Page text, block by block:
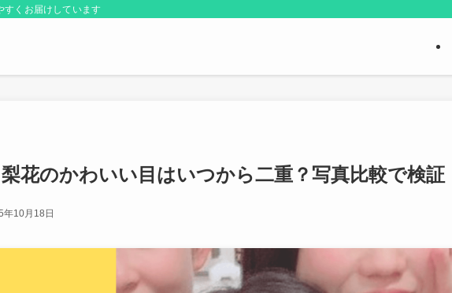
すくお届けしています
梨花のかわいい目はいつから二重？写真比較で検証
年10月18日